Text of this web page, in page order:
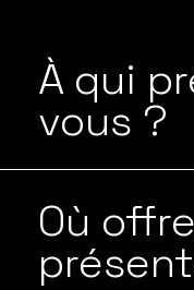
À qui
vous ?
Où